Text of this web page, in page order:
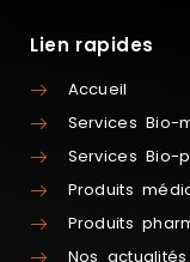
Lien rapides
Accueil
Services Bio-
Services Bio-
Produits
Produits
Nos actualités